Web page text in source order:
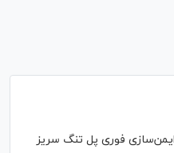
فوری پل تنگ سریز